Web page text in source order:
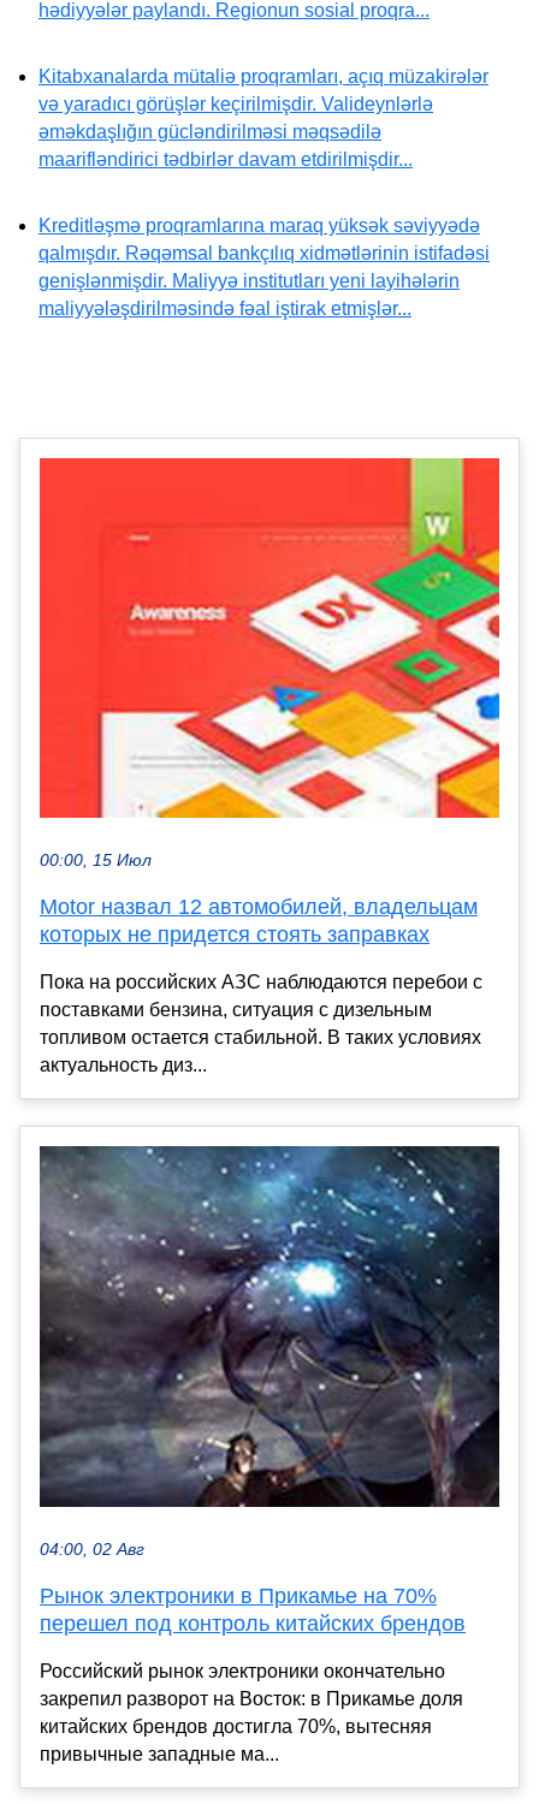
hədiyyələr paylandı. Regionun sosial proqra...
Kitabxanalarda mütaliə proqramları, açıq müzakirələr
və yaradıcı görüşlər keçirilmişdir. Valideynlərlə
əməkdaşlığın gücləndirilməsi məqsədilə
maarifləndirici tədbirlər davam etdirilmişdir...
Kreditləşmə proqramlarına maraq yüksək səviyyədə
qalmışdır. Rəqəmsal bankçılıq xidmətlərinin istifadəsi
genişlənmişdir. Maliyyə institutları yeni layihələrin
maliyyələşdirilməsində fəal iştirak etmişlər...
00:00, 15 Июл
Motor назвал 12 автомобилей, владельцам
которых не придется стоять заправках
Пока на российских АЗС наблюдаются перебои с
поставками бензина, ситуация с дизельным
топливом остается стабильной. В таких условиях
актуальность диз...
04:00, 02 Авг
Рынок электроники в Прикамье на 70%
перешел под контроль китайских брендов
Российский рынок электроники окончательно
закрепил разворот на Восток: в Прикамье доля
китайских брендов достигла 70%, вытесняя
привычные западные ма...